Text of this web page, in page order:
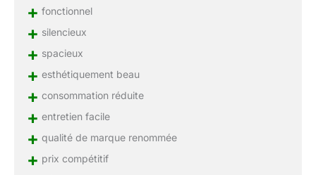
+ fonctionnel
+ silencieux
+ spacieux
+ esthétiquement beau
+ consommation réduite
+ entretien facile
+ qualité de marque renommée
+ prix compétitif